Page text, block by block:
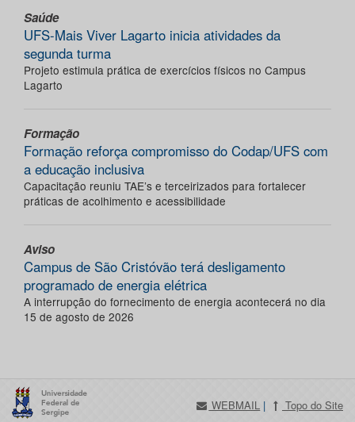
Saúde
UFS-Mais Viver Lagarto inicia atividades da
segunda turma
Projeto estimula prática de exercícios físicos no Campus
Lagarto
Formação
Formação reforça compromisso do Codap/UFS com
a educação inclusiva
Capacitação reuniu TAE’s e terceirizados para fortalecer
práticas de acolhimento e acessibilidade
Aviso
Campus de São Cristóvão terá desligamento
programado de energia elétrica
A interrupção do fornecimento de energia acontecerá no dia
15 de agosto de 2026
WEBMAIL | Topo do Site